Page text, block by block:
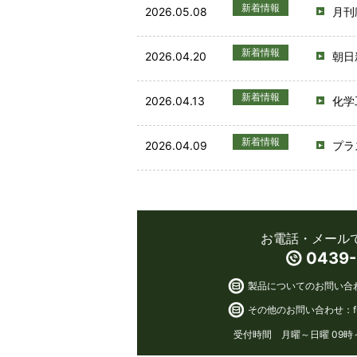
2026.05.08 新着情報 月
2026.04.20 新着情報 朝
2026.04.13 新着情報 化
2026.04.09 新着情報 プ
お電話・メール
製品についてのお問い合
その他のお問い合わせ：
受付時間 月曜～日曜 09時